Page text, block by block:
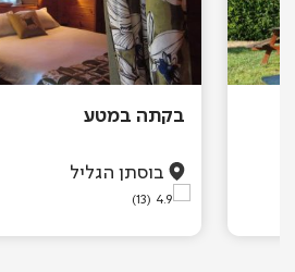
בקתה במטע
בוסתן הגליל
4.9
(13)